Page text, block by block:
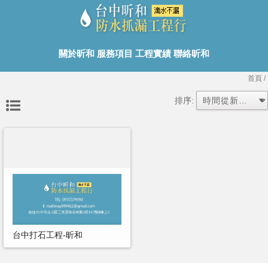
關於昕和 服務項目 工程實績 聯絡昕和
首頁/
排序:
台中打石工程-昕和